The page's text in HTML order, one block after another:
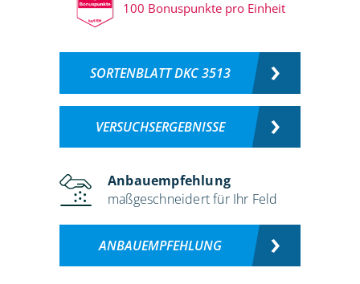
100 Bonuspunkte pro Einheit
SORTENBLATT DKC 3513
VERSUCHSERGEBNISSE
Anbauempfehlung
maßgeschneidert für Ihr Feld
ANBAUEMPFEHLUNG